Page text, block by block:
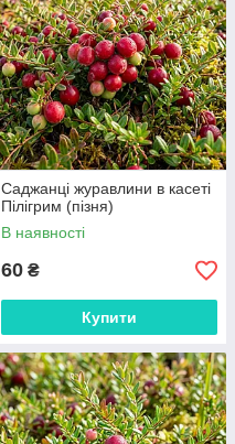
Саджанці журавлини в касеті
Пілігрим (пізня)
В наявності
60 ₴
Купити